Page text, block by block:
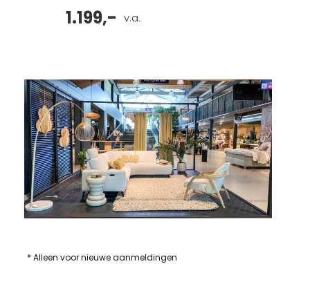
v.a.
1.199,-
* Alleen voor nieuwe aanmeldingen